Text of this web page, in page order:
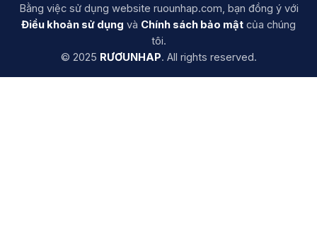
Bằng việc sử dụng website ruounhap.com, bạn đồng ý với
Điều khoản sử dụng và Chính sách bảo mật của chúng
tôi.
© 2025 RƯƠUNHAP. All rights reserved.